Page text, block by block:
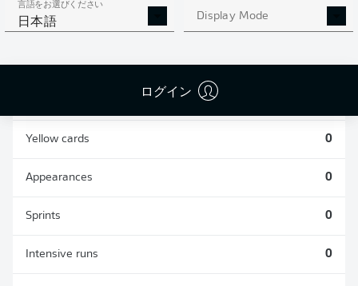
言語をお選びください
日本語 Display Mode
ログイン
AERIAL DUELS
WON
Yellow cards 0
Appearances 0
Sprints 0
Intensive runs 0